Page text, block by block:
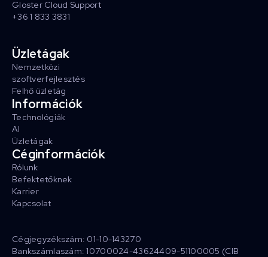
Gloster Cloud Support
+36 1 833 3831
Üzletágak
Nemzetközi
szoftverfejlesztés
Felhő üzletág
Információk
Technológiák
AI
Üzletágak
Céginformációk
Rólunk
Befektetőknek
Karrier
Kapcsolat
Cégjegyzékszám: 01-10-143270
Bankszámlaszám: 10700024-43624409-51100005 (CIB